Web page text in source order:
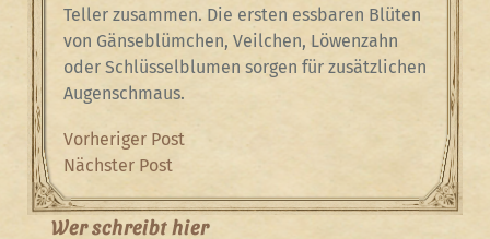
Teller zusammen. Die ersten essbaren Blüten
von Gänseblümchen, Veilchen, Löwenzahn
oder Schlüsselblumen sorgen für zusätzlichen
Augenschmaus.
Beitragsnavigation
Previous
Post
Vorheriger Post
Next
Post
Nächster Post
Wer schreibt hier